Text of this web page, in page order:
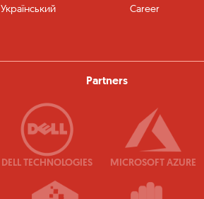
Український
Career
Partners
DELL TECHNOLOGIES MICROSOFT AZURE